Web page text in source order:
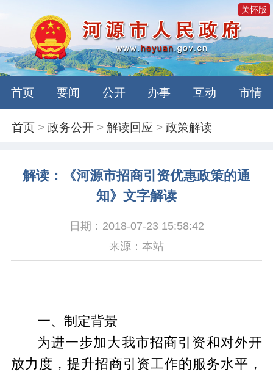
关怀版
首页 要闻 公开 办事 互动 市情
首页 >政务公开 >解读回应 >政策解读
解读：《河源市招商引资优惠政策的通
知》文字解读
日期：2018-07-23 15:58:42
来源：本站
一、 制定背景
为进一步加大我市招商引资和对外开
放力度 ，提升招商引资工作的服务水平，